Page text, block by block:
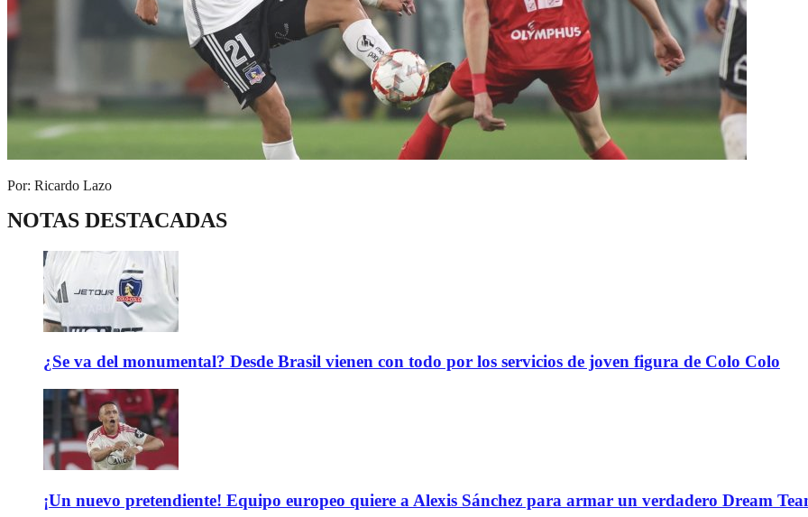
Por: Ricardo Lazo
NOTAS DESTACADAS
¿Se va del monumental? Desde Brasil vienen con todo por los servicios de joven figura de Colo Colo
¡Un nuevo pretendiente! Equipo europeo quiere a Alexis Sánchez para armar un verdadero Dream